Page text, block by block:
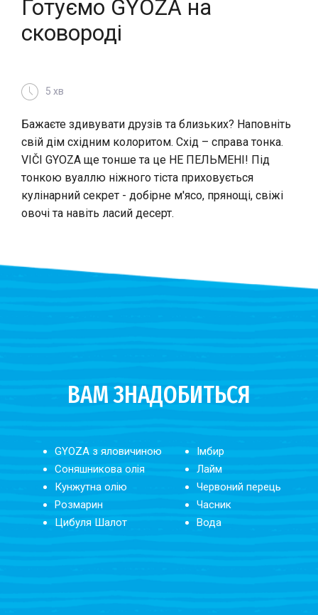
Готуємо GYOZA на
сковороді
5 хв
Бажаєте здивувати друзів та близьких? Наповніть
свій дім східним колоритом. Схід – справа тонка.
VIČI GYOZA ще тонше та це НЕ ПЕЛЬМЕНІ! Під
тонкою вуаллю ніжного тіста приховується
кулінарний секрет - добірне м'ясо, прянощі, свіжі
овочі та навіть ласий десерт.
ВАМ ЗНАДОБИТЬСЯ
GYOZA з яловичиною
Соняшникова олія
Кунжутна олію
Розмарин
Цибуля Шалот
Імбир
Лайм
Червоний перець
Часник
Вода